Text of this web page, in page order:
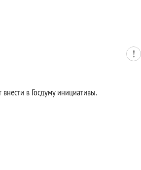
в Госдуму инициативы.